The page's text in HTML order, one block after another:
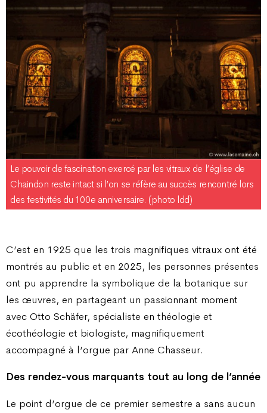
Le pouvoir de fascination exercé par les vitraux de l’église de
Chaindon reste intact si l’on se réfère au succès rencontré lors
des festivités du 100e anniversaire. (photo ldd)
C’est en 1925 que les trois magnifiques vitraux ont été
montrés au public et en 2025, les personnes présentes
ont pu apprendre la symbolique de la botanique sur
les œuvres, en partageant un passionnant moment
avec Otto Schäfer, spécialiste en théologie et
écothéologie et biologiste, magnifiquement
accompagné à l’orgue par Anne Chasseur.
Des rendez-vous marquants tout au long de l’année
Le point d’orgue de ce premier semestre a sans aucun